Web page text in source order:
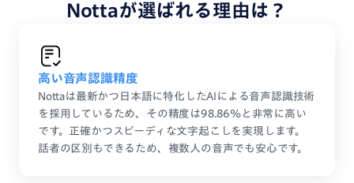
Nottaが選ばれる理由は？
高い音声認識精度
Nottaは最新かつ日本語に特化したAIによる音声認識技術
を採用しているため、その精度は98.86%と非常に高い
です。正確かつスピーディな文字起こしを実現します。
話者の区別もできるため、複数人の音声でも安心です。